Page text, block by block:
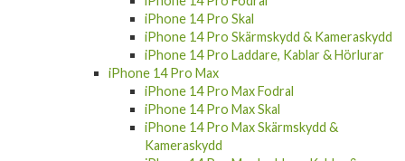
iPhone 14 Plus Fodral
iPhone 14 Plus Skal
iPhone 14 Plus Skärmskydd & Kameraskydd
iPhone 14 Pro
iPhone 14 Pro Fodral
iPhone 14 Pro Skal
iPhone 14 Pro Skärmskydd & Kameraskydd
iPhone 14 Pro Laddare, Kablar & Hörlurar
iPhone 14 Pro Max